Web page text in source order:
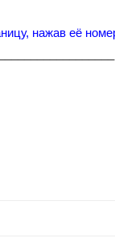
нажав её